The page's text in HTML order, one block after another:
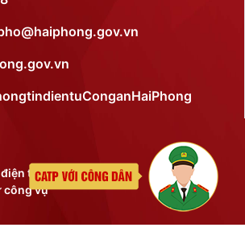
tử thành phố
công vụ